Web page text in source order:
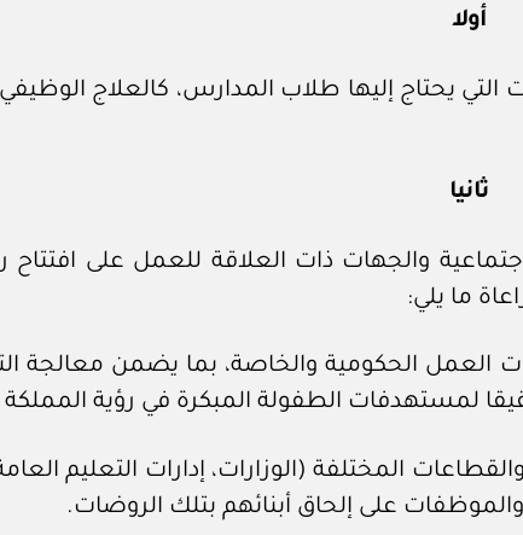
أولا
رقم (٢٥) وتاريخ ١٩ / ١ / ١٤٣٤هـ، للتخصصات التي يحتاج إليها طلاب
ثانيا
الاجتماعية والجهات ذات العلاقة للعمل على
ما يلي:
العمل الحكومية والخاصة، بما يضمن معالجة
لمستهدفات الطفولة المبكرة في رؤية المملكة
المختلفة (الوزارات، إدارات التعليم
على إلحاق أبنائهم بتلك الروضات.